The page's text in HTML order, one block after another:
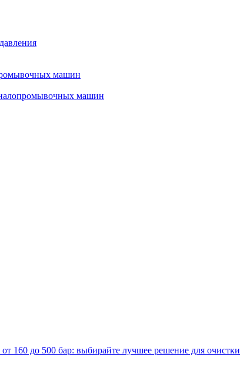
машин
машин
160 до 500 бар: выбирайте лучшее решение для очистки